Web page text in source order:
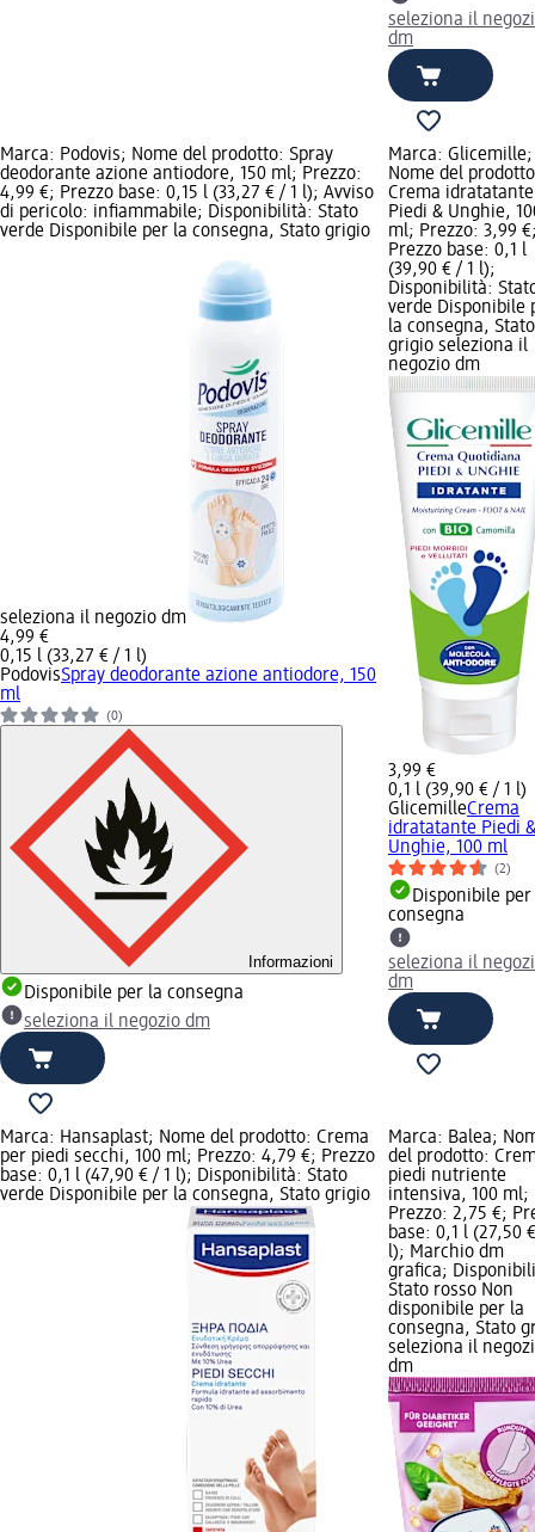
seleziona il
dm
Marca: Podovis; Nome del prodotto: Spray
deodorante azione antiodore, 150 ml; Prezzo:
4,99 €; Prezzo base: 0,15 l (33,27 € / 1 l); Avviso
di pericolo: infiammabile; Disponibilità: Stato
verde Disponibile per la consegna, Stato grigio
seleziona il negozio dm
4,99 €
0,15 l (33,27 € / 1 l)
PodovisSpray deodorante azione antiodore, 150
ml
(0)
Informazioni
Disponibile per la consegna
seleziona il negozio dm
Marca: Glicemille;
Nome del
Crema idratatante
Piedi & Unghie,
ml; Prezzo: 3,99
Prezzo base: 0,1 l
(39,90 € / 1 l);
Disponibilità:
verde Disponibile
la consegna, Stato
grigio seleziona il
negozio dm
3,99 €
0,1 l (39,90 € / 1 l)
GlicemilleCrema
idratatante Piedi &
Unghie, 100 ml
(2)
Disponibile per
consegna
seleziona il
dm
Marca: Hansaplast; Nome del prodotto: Crema
per piedi secchi, 100 ml; Prezzo: 4,79 €; Prezzo
base: 0,1 l (47,90 € / 1 l); Disponibilità: Stato
verde Disponibile per la consegna, Stato grigio
Marca: Balea;
del prodotto:
piedi nutriente
intensiva, 100 ml;
Prezzo: 2,75 €;
base: 0,1 l (27,50
l); Marchio dm
grafica;
Stato rosso Non
disponibile per la
consegna, Stato
seleziona il
dm